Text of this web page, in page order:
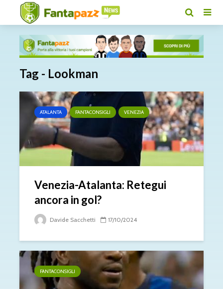
Tag - Lookman
ATALANTA FANTACONSIGLI VENEZIA
Venezia-Atalanta: Retegui
ancora in gol?
Davide Sacchetti 17/10/2024
FANTACONSIGLI